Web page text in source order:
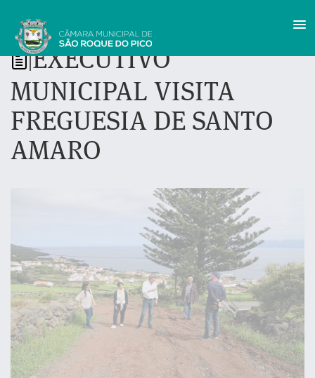
EXECUTIVO
MUNICIPAL VISITA
FREGUESIA DE SANTO
AMARO